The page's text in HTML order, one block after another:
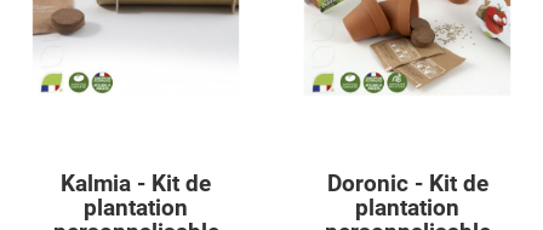
Kalmia - Kit de
plantation
Doronic - Kit de
plantation